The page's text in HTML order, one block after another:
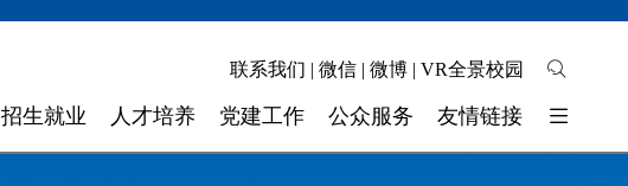
联系我们 | 微信 | 微博 | VR全景校园
招生就业 人才培养 党建工作 公众服务 友情链接